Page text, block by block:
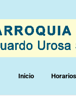
Inicio Horarios